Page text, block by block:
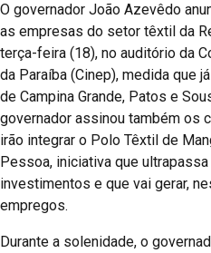
O governador João Azevêdo
as empresas do setor têxtil da
terça-feira (18), no auditório da
da Paraíba (Cinep), medida que
de Campina Grande, Patos e
governador assinou também os
irão integrar o Polo Têxtil de
Pessoa, iniciativa que
investimentos e que vai gerar,
empregos.
Durante a solenidade, o